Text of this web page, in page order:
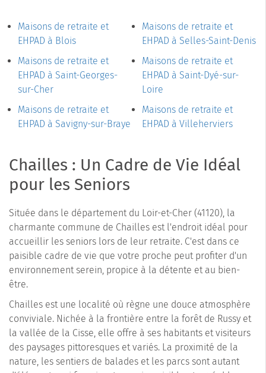
Maisons de retraite et
EHPAD à Blois
Maisons de retraite et
EHPAD à Saint-Georges-
sur-Cher
Maisons de retraite et
EHPAD à Savigny-sur-Braye
Maisons de retraite et
EHPAD à Selles-Saint-Denis
Maisons de retraite et
EHPAD à Saint-Dyé-sur-
Loire
Maisons de retraite et
EHPAD à Villeherviers
Chailles : Un Cadre de Vie Idéal
pour les Seniors
Située dans le département du Loir-et-Cher (41120), la
charmante commune de Chailles est l'endroit idéal pour
accueillir les seniors lors de leur retraite. C'est dans ce
paisible cadre de vie que votre proche peut profiter d'un
environnement serein, propice à la détente et au bien-
être.
Chailles est une localité où règne une douce atmosphère
conviviale. Nichée à la frontière entre la forêt de Russy et
la vallée de la Cisse, elle offre à ses habitants et visiteurs
des paysages pittoresques et variés. La proximité de la
nature, les sentiers de balades et les parcs sont autant